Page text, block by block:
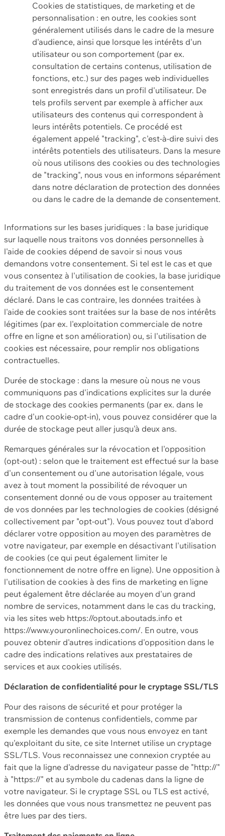
Cookies de statistiques, de marketing et de
personnalisation : en outre, les cookies sont
généralement utilisés dans le cadre de la mesure
d'audience, ainsi que lorsque les intérêts d'un
utilisateur ou son comportement (par ex.
consultation de certains contenus, utilisation de
fonctions, etc.) sur des pages web individuelles
sont enregistrés dans un profil d'utilisateur. De
tels profils servent par exemple à afficher aux
utilisateurs des contenus qui correspondent à
leurs intérêts potentiels. Ce procédé est
également appelé "tracking", c'est-à-dire suivi des
intérêts potentiels des utilisateurs. Dans la mesure
où nous utilisons des cookies ou des technologies
de "tracking", nous vous en informons séparément
dans notre déclaration de protection des données
ou dans le cadre de la demande de consentement.
Informations sur les bases juridiques : la base juridique
sur laquelle nous traitons vos données personnelles à
l'aide de cookies dépend de savoir si nous vous
demandons votre consentement. Si tel est le cas et que
vous consentez à l'utilisation de cookies, la base juridique
du traitement de vos données est le consentement
déclaré. Dans le cas contraire, les données traitées à
l'aide de cookies sont traitées sur la base de nos intérêts
légitimes (par ex. l'exploitation commerciale de notre
offre en ligne et son amélioration) ou, si l'utilisation de
cookies est nécessaire, pour remplir nos obligations
contractuelles.
Durée de stockage : dans la mesure où nous ne vous
communiquons pas d'indications explicites sur la durée
de stockage des cookies permanents (par ex. dans le
cadre d'un cookie-opt-in), vous pouvez considérer que la
durée de stockage peut aller jusqu'à deux ans.
Remarques générales sur la révocation et l'opposition
(opt-out) : selon que le traitement est effectué sur la base
d'un consentement ou d'une autorisation légale, vous
avez à tout moment la possibilité de révoquer un
consentement donné ou de vous opposer au traitement
de vos données par les technologies de cookies (désigné
collectivement par "opt-out"). Vous pouvez tout d'abord
déclarer votre opposition au moyen des paramètres de
votre navigateur, par exemple en désactivant l'utilisation
de cookies (ce qui peut également limiter le
fonctionnement de notre offre en ligne). Une opposition à
l'utilisation de cookies à des fins de marketing en ligne
peut également être déclarée au moyen d'un grand
nombre de services, notamment dans le cas du tracking,
via les sites web https://optout.aboutads.info et
https://www.youronlinechoices.com/. En outre, vous
pouvez obtenir d'autres indications d'opposition dans le
cadre des indications relatives aux prestataires de
services et aux cookies utilisés.
Déclaration de confidentialité pour le cryptage SSL/TLS
Pour des raisons de sécurité et pour protéger la
transmission de contenus confidentiels, comme par
exemple les demandes que vous nous envoyez en tant
qu'exploitant du site, ce site Internet utilise un cryptage
SSL/TLS. Vous reconnaissez une connexion cryptée au
fait que la ligne d'adresse du navigateur passe de "http://"
à "https://" et au symbole du cadenas dans la ligne de
votre navigateur. Si le cryptage SSL ou TLS est activé,
les données que vous nous transmettez ne peuvent pas
être lues par des tiers.